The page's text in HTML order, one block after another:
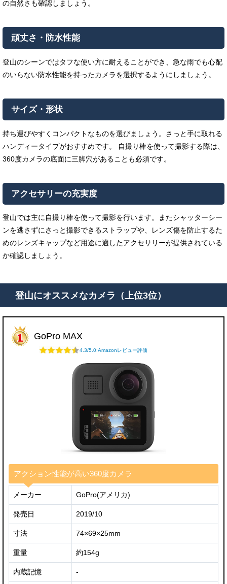
の自然さも確認しましょう。
頑丈さ・防水性能
登山のシーンではタフな使い方に耐えることができ、急な雨でも心配
のいらない防水性能を持ったカメラを選択するようにしましょう。
サイズ・形状
持ち運びやすくコンパクトなものを選びましょう。さっと手に取れる
ハンディータイプがおすすめです。 自撮り棒を使って撮影する際は、
360度カメラの底面に三脚穴があることも必須です。
アクセサリーの充実度
登山では主に自撮り棒を使って撮影を行います。またシャッターシー
ンを逃さずにさっと撮影できるストラップや、レンズ傷を防止するた
めのレンズキャップなど用途に適したアクセサリーが提供されている
か確認しましょう。
登山にオススメなカメラ（上位3位）
GoPro MAX
4.3/5.0:Amazonレビュー評価
アクション性能が高い360度カメラ
メーカー GoPro(アメリカ)
発売日 2019/10
寸法 74×69×25mm
重量 約154g
内蔵記憶 -